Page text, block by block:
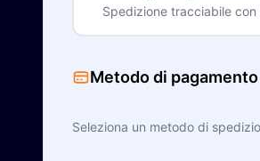
Spedizione tracciabile
Metodo di pagamento
Seleziona un metodo di